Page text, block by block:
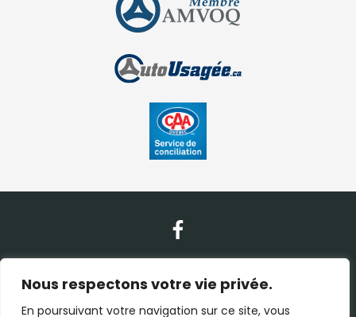
Nous respectons votre vie privée.
En poursuivant votre navigation sur ce site, vous
Nous contacter